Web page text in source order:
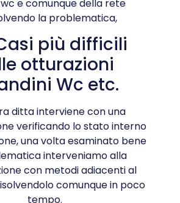
e comunque della rete
la problematica,
più difficili
otturazioni
Wc etc.
ditta interviene con una
verificando lo stato interno
una volta esaminato bene
interveniamo alla
con metodi adiacenti al
comunque in poco
tempo.